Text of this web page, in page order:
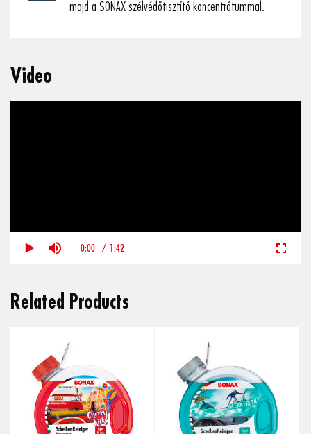
majd a SONAX szélvédőtisztító koncentrátummal.
Video
0:00 / 1:42
Related Products